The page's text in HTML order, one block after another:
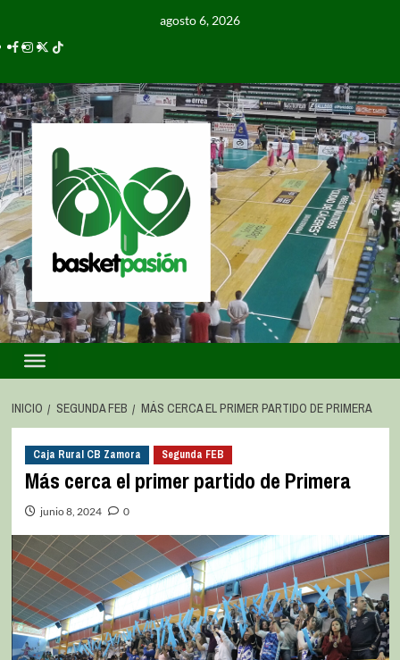
agosto 6, 2026
INICIO SEGUNDA FEB MÁS CERCA EL PRIMER PARTIDO DE PRIMERA
Caja Rural CB Zamora Segunda FEB
Más cerca el primer partido de Primera
junio 8, 2024 0